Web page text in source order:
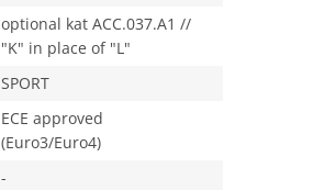
optional kat ACC.037.A1 //
"K" in place of "L"
SPORT
ECE approved
(Euro3/Euro4)
-